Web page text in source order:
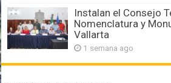
Instalan el Consejo
Nomenclatura y
Vallarta
1 semana ago